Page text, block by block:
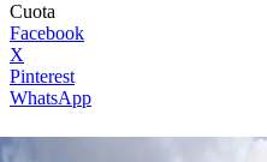
Cuota
Facebook
X
Pinterest
WhatsApp